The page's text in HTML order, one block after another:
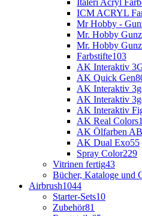
ICM ACRYL
Mr Hobby -
Mr. Hobby
Mr. Hobby
Farbstifte103
AK Interaktiv
AK Quick Gen
AK Interaktiv
AK Interaktiv
AK Interaktiv
AK Real Colors
AK Ölfarben
AK Dual Exo55
Spray Color229
Vitrinen fertig43
Bücher, Kataloge und
Airbrush1044
Starter-Sets10
Zubehör81